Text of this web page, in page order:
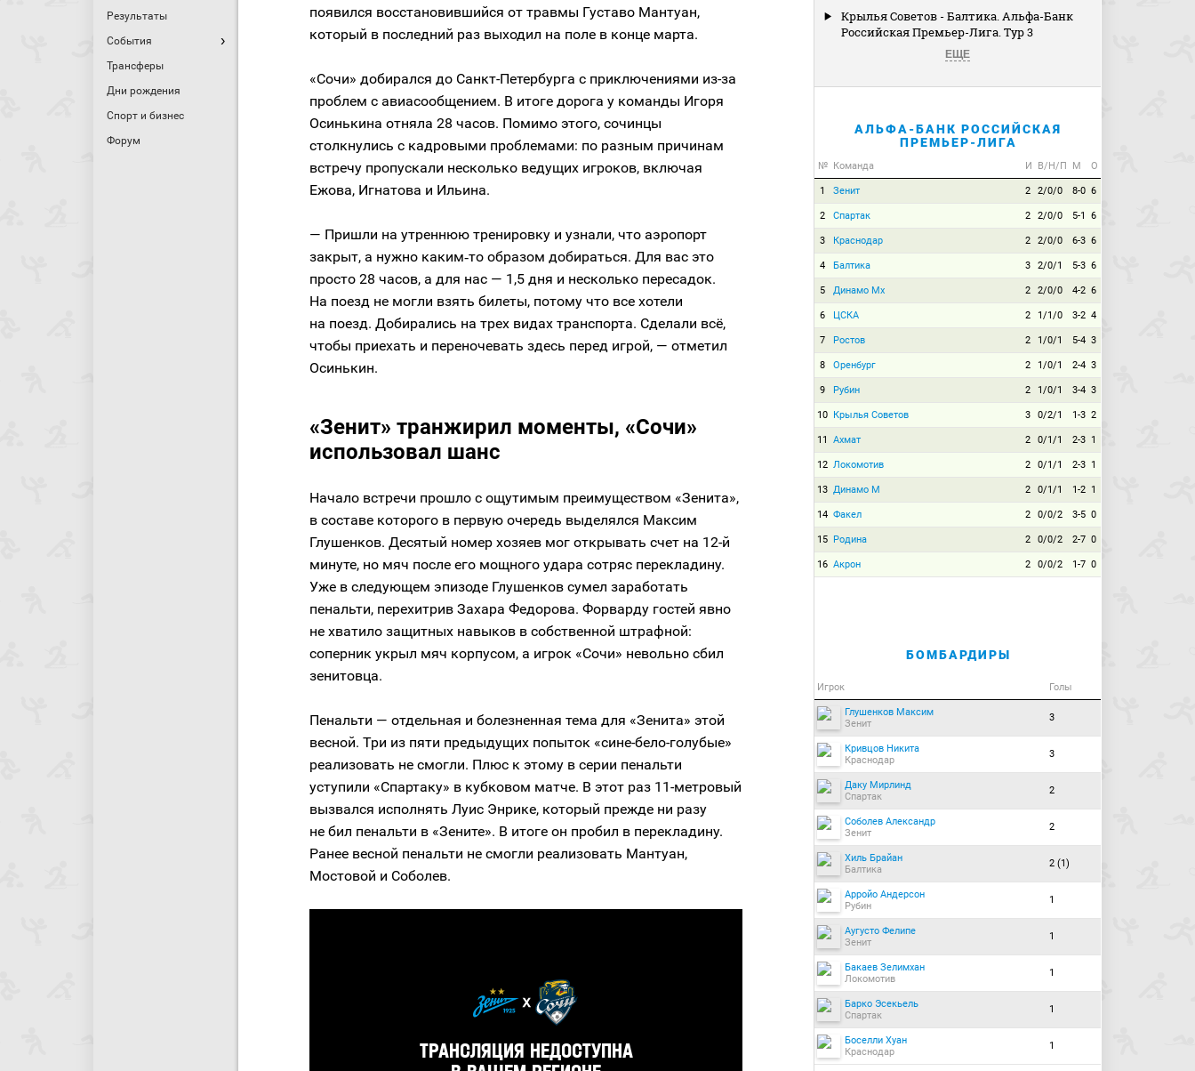
Результаты
События
Трансферы
Дни рождения
Спорт и бизнес
Форум
появился восстановившийся от травмы Густаво Мантуан,
который в последний раз выходил на поле в конце марта.
«Сочи» добирался до Санкт-Петербурга с приключениями из-за
проблем с авиасообщением. В итоге дорога у команды Игоря
Осинькина отняла 28 часов. Помимо этого, сочинцы
столкнулись с кадровыми проблемами: по разным причинам
встречу пропускали несколько ведущих игроков, включая
Ежова, Игнатова и Ильина.
— Пришли на утреннюю тренировку и узнали, что аэропорт
закрыт, а нужно каким‑то образом добираться. Для вас это
просто 28 часов, а для нас — 1,5 дня и несколько пересадок.
На поезд не могли взять билеты, потому что все хотели
на поезд. Добирались на трех видах транспорта. Сделали всё,
чтобы приехать и переночевать здесь перед игрой, — отметил
Осинькин.
«Зенит» транжирил моменты, «Сочи»
использовал шанс
Начало встречи прошло с ощутимым преимуществом «Зенита»,
в составе которого в первую очередь выделялся Максим
Глушенков. Десятый номер хозяев мог открывать счет на 12-й
минуте, но мяч после его мощного удара сотряс перекладину.
Уже в следующем эпизоде Глушенков сумел заработать
пенальти, перехитрив Захара Федорова. Форварду гостей явно
не хватило защитных навыков в собственной штрафной:
соперник укрыл мяч корпусом, а игрок «Сочи» невольно сбил
зенитовца.
Пенальти — отдельная и болезненная тема для «Зенита» этой
весной. Три из пяти предыдущих попыток «сине-бело-голубые»
реализовать не смогли. Плюс к этому в серии пенальти
уступили «Спартаку» в кубковом матче. В этот раз 11-метровый
вызвался исполнять Луис Энрике, который прежде ни разу
не бил пенальти в «Зените». В итоге он пробил в перекладину.
Ранее весной пенальти не смогли реализовать Мантуан,
Мостовой и Соболев.
Крылья Советов - Балтика. Альфа-Банк
Российская Премьер-Лига. Тур 3
ЕЩЕ
АЛЬФА-БАНК РОССИЙСКАЯ
ПРЕМЬЕР-ЛИГА
№ Команда И В/Н/П М О
1 Зенит 2 2/0/0 8-0 6
2 Спартак 2 2/0/0 5-1 6
3 Краснодар 2 2/0/0 6-3 6
4 Балтика 3 2/0/1 5-3 6
5 Динамо Мх 2 2/0/0 4-2 6
6 ЦСКА 2 1/1/0 3-2 4
7 Ростов 2 1/0/1 5-4 3
8 Оренбург 2 1/0/1 2-4 3
9 Рубин 2 1/0/1 3-4 3
10 Крылья Советов 3 0/2/1 1-3 2
11 Ахмат 2 0/1/1 2-3 1
12 Локомотив 2 0/1/1 2-3 1
13 Динамо М 2 0/1/1 1-2 1
14 Факел 2 0/0/2 3-5 0
15 Родина 2 0/0/2 2-7 0
16 Акрон 2 0/0/2 1-7 0
БОМБАРДИРЫ
Игрок Голы
Глушенков Максим
Зенит
3
Кривцов Никита
Краснодар
3
Даку Мирлинд
Спартак
2
Соболев Александр
Зенит
2
Хиль Брайан
Балтика
2 (1)
Арройо Андерсон
Рубин
1
Аугусто Фелипе
Зенит
1
Бакаев Зелимхан
Локомотив
1
Барко Эсекьель
Спартак
1
Боселли Хуан
Краснодар
1